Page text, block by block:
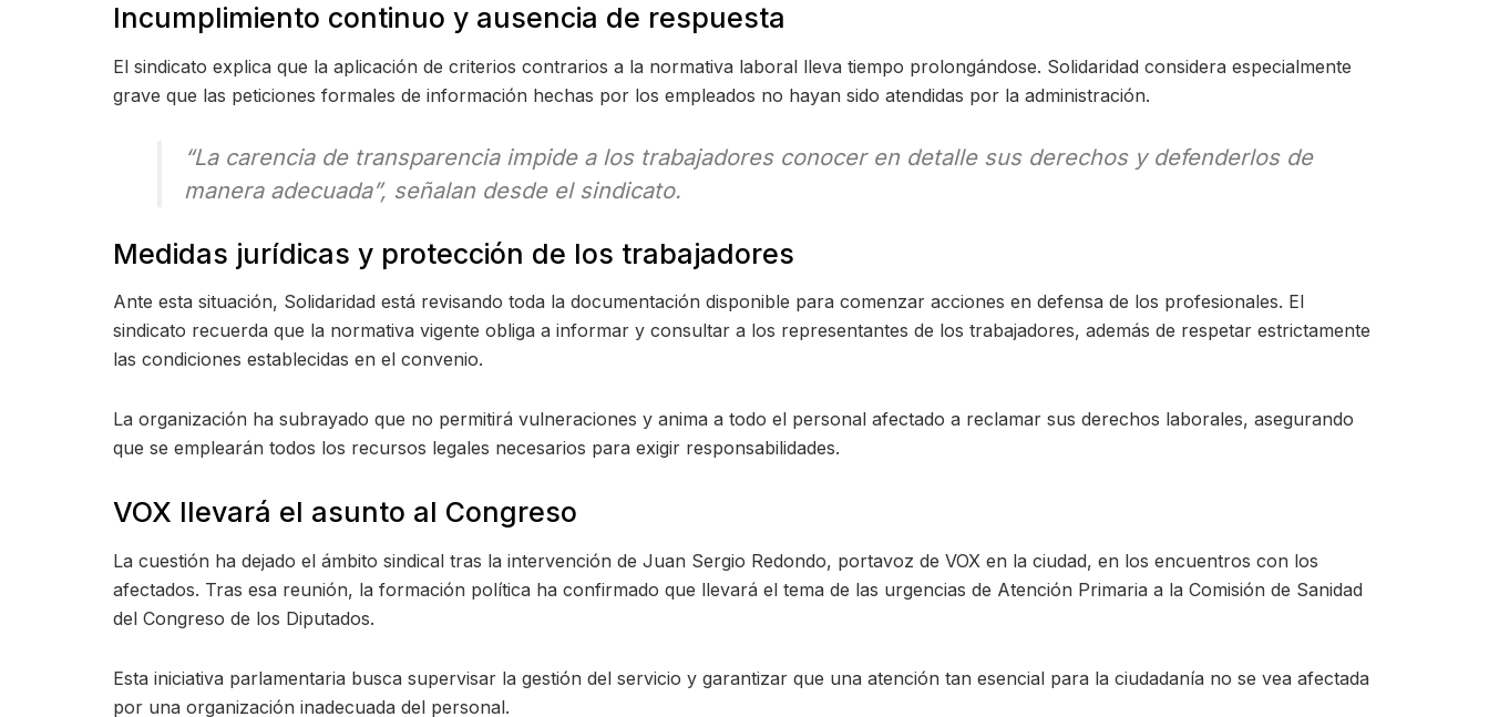
Incumplimiento continuo y ausencia de respuesta
El sindicato explica que la aplicación de criterios contrarios a la normativa laboral lleva tiempo prolongándose. Solidaridad considera especialmente
grave que las peticiones formales de información hechas por los empleados no hayan sido atendidas por la administración.
“La carencia de transparencia impide a los trabajadores conocer en detalle sus derechos y defenderlos de
manera adecuada”, señalan desde el sindicato.
Medidas jurídicas y protección de los trabajadores
Ante esta situación, Solidaridad está revisando toda la documentación disponible para comenzar acciones en defensa de los profesionales. El
sindicato recuerda que la normativa vigente obliga a informar y consultar a los representantes de los trabajadores, además de respetar estrictamente
las condiciones establecidas en el convenio.
La organización ha subrayado que no permitirá vulneraciones y anima a todo el personal afectado a reclamar sus derechos laborales, asegurando
que se emplearán todos los recursos legales necesarios para exigir responsabilidades.
VOX llevará el asunto al Congreso
La cuestión ha dejado el ámbito sindical tras la intervención de Juan Sergio Redondo, portavoz de VOX en la ciudad, en los encuentros con los
afectados. Tras esa reunión, la formación política ha confirmado que llevará el tema de las urgencias de Atención Primaria a la Comisión de Sanidad
del Congreso de los Diputados.
Esta iniciativa parlamentaria busca supervisar la gestión del servicio y garantizar que una atención tan esencial para la ciudadanía no se vea afectada
por una organización inadecuada del personal.